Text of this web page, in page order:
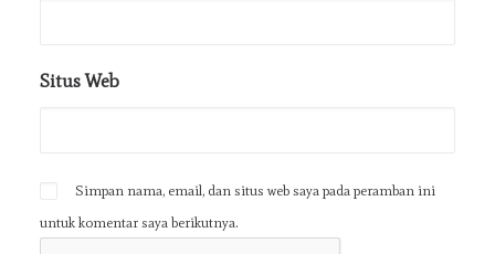
Situs Web
Simpan nama, email, dan situs web saya pada peramban ini
untuk komentar saya berikutnya.